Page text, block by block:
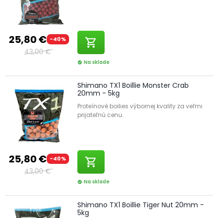
25,80 € -40%
43,00 €
shopping_cart
check_circle Na sklade
25,80 € -40%
43,00 €
Shimano TX1 Boillie Monster Crab
20mm - 5kg
Proteínové boilies výbornej kvality za veľmi
prijateľnú cenu.
shopping_cart
check_circle Na sklade
Shimano TX1 Boillie Tiger Nut 20mm -
5kg